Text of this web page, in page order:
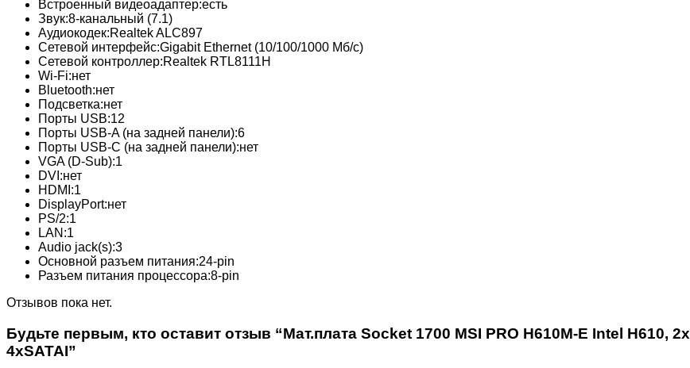
Встроенный видеоадаптер:есть
Звук:8-канальный (7.1)
Аудиокодек:Realtek ALC897
Сетевой интерфейс:Gigabit Ethernet (10/100/1000 Мб/с)
Сетевой контроллер:Realtek RTL8111H
Wi-Fi:нет
Bluetooth:нет
Подсветка:нет
Порты USB:12
Порты USB-A (на задней панели):6
Порты USB-C (на задней панели):нет
VGA (D-Sub):1
DVI:нет
HDMI:1
DisplayPort:нет
PS/2:1
LAN:1
Audio jack(s):3
Основной разъем питания:24-pin
Разъем питания процессора:8-pin
Отзывов пока нет.
Будьте первым, кто оставит отзыв “Мат.плата Socket 1700 MSI PRO H610M-E Intel H610,
4xSATAI”